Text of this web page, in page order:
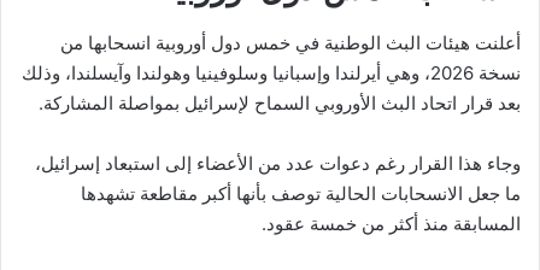
أعلنت هيئات البث الوطنية في خمس دول أوروبية انسحابها من
نسخة 2026، وهي أيرلندا وإسبانيا وسلوفينيا وهولندا وآيسلندا، وذلك
بعد قرار اتحاد البث الأوروبي السماح لإسرائيل بمواصلة المشاركة.
وجاء هذا القرار رغم دعوات عدد من الأعضاء إلى استبعاد إسرائيل،
ما جعل الانسحابات الحالية توصف بأنها أكبر مقاطعة تشهدها
المسابقة منذ أكثر من خمسة عقود.